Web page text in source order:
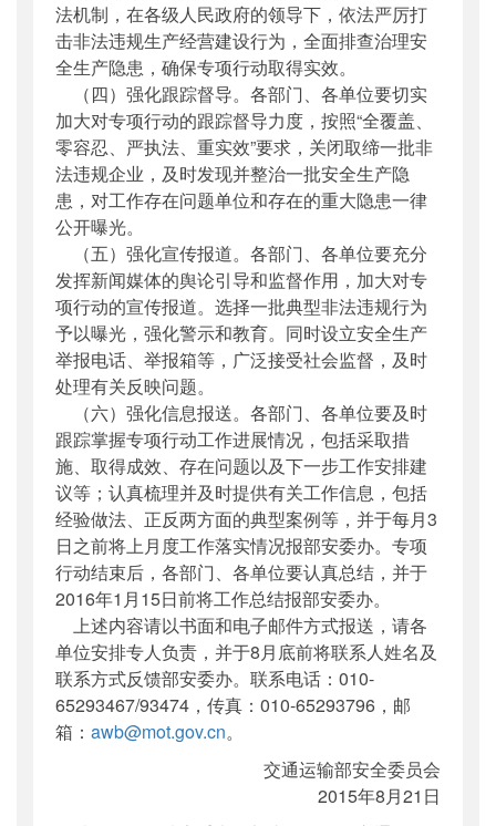
法机制，在各级人民政府的领导下，依法严厉打
击非法违规生产经营建设行为，全面排查治理安
全生产隐患，确保专项行动取得实效。
（四）强化跟踪督导。各部门、各单位要切实
加大对专项行动的跟踪督导力度，按照“全覆盖、
零容忍、严执法、重实效”要求，关闭取缔一批非
法违规企业，及时发现并整治一批安全生产隐
患，对工作存在问题单位和存在的重大隐患一律
公开曝光。
（五）强化宣传报道。各部门、各单位要充分
发挥新闻媒体的舆论引导和监督作用，加大对专
项行动的宣传报道。选择一批典型非法违规行为
予以曝光，强化警示和教育。同时设立安全生产
举报电话、举报箱等，广泛接受社会监督，及时
处理有关反映问题。
（六）强化信息报送。各部门、各单位要及时
跟踪掌握专项行动工作进展情况，包括采取措
施、取得成效、存在问题以及下一步工作安排建
议等；认真梳理并及时提供有关工作信息，包括
经验做法、正反两方面的典型案例等，并于每月3
日之前将上月度工作落实情况报部安委办。专项
行动结束后，各部门、各单位要认真总结，并于
2016年1月15日前将工作总结报部安委办。
上述内容请以书面和电子邮件方式报送，请各
单位安排专人负责，并于8月底前将联系人姓名及
联系方式反馈部安委办。联系电话：010-
65293467/93474，传真：010-65293796，邮
箱： awb@mot.gov.cn。
交通运输部安全委员会
2015年8月21日